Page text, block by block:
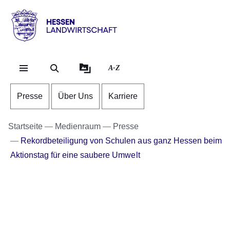
Hessen
Landwirtschaft
A-Z
Presse Über Uns Karriere
Startseite Medienraum
Presse
Rekordbeteiligung von Schulen aus ganz Hessen beim
Aktionstag für eine saubere Umwelt